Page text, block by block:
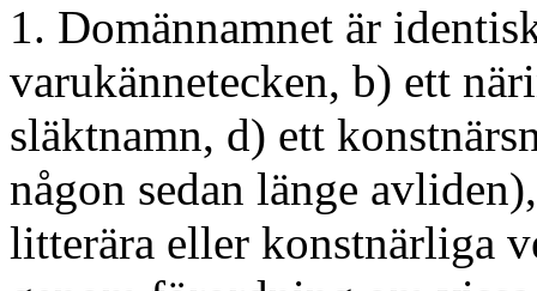
1. Domännamnet är
varukännetecken, b) ett
släktnamn, d) ett
någon sedan länge
litterära eller konstnärliga